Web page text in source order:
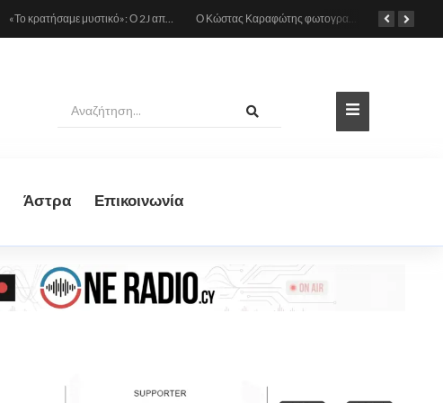
«Το κρατήσαμε μυστικό»: Ο 2J αποκάλυψε πως έγινε πατέρας πριν από έναν μήνα (Βίντεο) Ο Κώστας Καραφώτης φωτογραφίζεται με την κόρη του
Άστρα Eπικοινωνία